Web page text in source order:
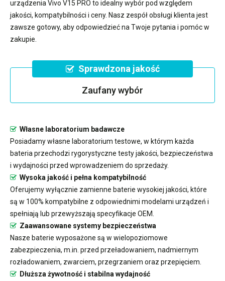
urządzenia Vivo V15 PRO to idealny wybór pod względem
jakości, kompatybilności i ceny. Nasz zespół obsługi klienta jest
zawsze gotowy, aby odpowiedzieć na Twoje pytania i pomóc w
zakupie.
Sprawdzona jakość
Zaufany wybór
Własne laboratorium badawcze
Posiadamy własne laboratorium testowe, w którym każda
bateria przechodzi rygorystyczne testy jakości, bezpieczeństwa
i wydajności przed wprowadzeniem do sprzedaży.
Wysoka jakość i pełna kompatybilność
Oferujemy wyłącznie zamienne baterie wysokiej jakości, które
są w 100% kompatybilne z odpowiednimi modelami urządzeń i
spełniają lub przewyższają specyfikacje OEM.
Zaawansowane systemy bezpieczeństwa
Nasze baterie wyposażone są w wielopoziomowe
zabezpieczenia, m.in. przed przeładowaniem, nadmiernym
rozładowaniem, zwarciem, przegrzaniem oraz przepięciem.
Dłuższa żywotność i stabilna wydajność